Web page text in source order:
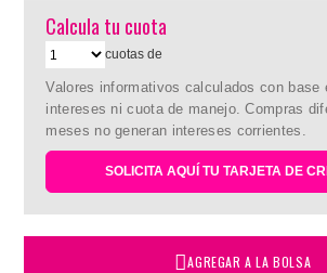
Calcula tu cuota
cuotas de
Valores informativos calculados con base
intereses ni cuota de manejo. Compras
meses no generan intereses corrientes.
SOLICITA AQUÍ TU TARJETA DE
AGREGAR A LA BOLSA